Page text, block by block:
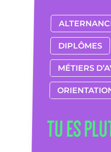
DIPLÔMES
MÉTIERS
TU ES